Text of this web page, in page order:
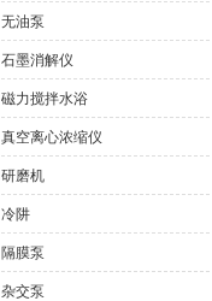
无油泵
石墨消解仪
磁力搅拌水浴
真空离心浓缩仪
研磨机
冷阱
隔膜泵
杂交泵